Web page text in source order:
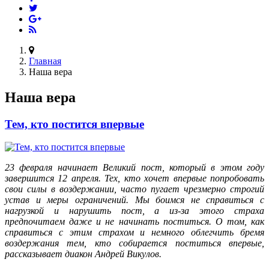
Главная
Наша вера
Наша вера
Тем, кто постится впервые
23 февраля начинает Великий пост, который в этом году
завершится 12 апреля. Тех, кто хочет впервые попробовать
свои силы в воздержании, часто пугает чрезмерно строгий
устав и меры ограничений. Мы боимся не справиться с
нагрузкой и нарушить пост, а из-за этого страха
предпочитаем даже и не начинать поститься. О том, как
справиться с этим страхом и немного облегчить бремя
воздержания тем, кто собирается поститься впервые,
рассказывает диакон Андрей Викулов.